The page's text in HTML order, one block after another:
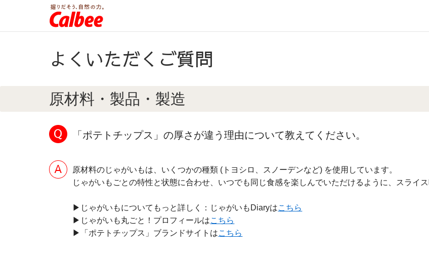
よくいただくご質問
原材料・製品・製造
「ポテトチップス」の厚さが違う理由について教えてください。
原材料のじゃがいもは、いくつかの種類 (トヨシロ、スノーデンなど) を使用しています。
じゃがいもごとの特性と状態に合わせ、いつでも同じ食感を楽しんでいただけるように、スライ
▶じゃがいもについてもっと詳しく：じゃがいもDiaryはこちら
▶じゃがいも丸ごと！プロフィールはこちら
▶「ポテトチップス」ブランドサイトはこちら